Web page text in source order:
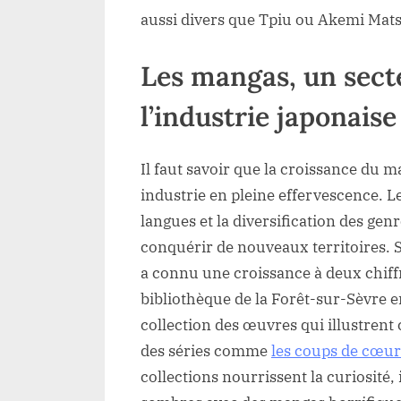
aussi divers que Tpiu ou Akemi
Les mangas, un
l’industrie
Il faut savoir que la croissance du
industrie en pleine effervescence.
langues et la diversification des
conquérir de nouveaux territoires.
a connu une croissance à deux
bibliothèque de la Forêt-sur-Sèvre
collection des œuvres qui illustrent
des séries commeles coups de
collections nourrissent la